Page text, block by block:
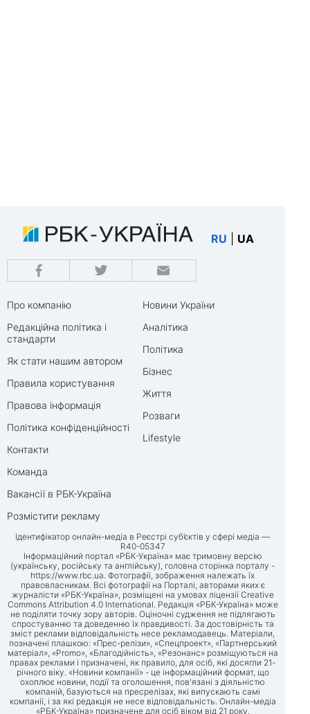
RU UA
Про компанію
Редакційна політика і
стандарти
Як стати нашим автором
Правила користування
Правова інформація
Політика конфіденційності
Контакти
Команда
Вакансії в РБК-Україна
Розмістити рекламу
Новини України
Аналітика
Політика
Бізнес
Життя
Розваги
Lifestyle
Ідентифікатор онлайн-медіа в Реєстрі суб’єктів у сфері медіа —
R40-05347
Інформаційний портал «РБК-Україна» має тримовну версію
(українську, російську та англійську), головна сторінка порталу -
https://www.rbc.ua. Фотографії, зображення належать їх
правовласникам. Всі фотографії на Порталі, авторами яких є
журналісти «РБК-Україна», розміщені на умовах ліцензії Creative
Commons Attribution 4.0 International. Редакція «РБК-Україна» може
не поділяти точку зору авторів. Оціночні судження не підлягають
спростуванню та доведенню їх правдивості. За достовірність та
зміст реклами відповідальність несе рекламодавець. Матеріали,
позначені плашкою: «Прес-релізи», «Спецпроект», «Партнерський
матеріал», «Promo», «Благодійність», «Резонанс» розміщуються на
правах реклами і призначені, як правило, для осіб, які досягли 21-
річного віку. «Новини компанії» - це інформаційний формат, що
охоплює новини, події та оголошення, пов'язані з діяльністю
компаній, базуються на пресрелізах, які випускають самі
компанії, і за які редакція не несе відповідальність. Онлайн-медіа
«РБК-Україна» призначене для осіб віком від 21 року.